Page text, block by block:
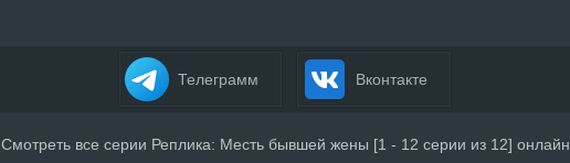
Телеграмм Вконтакте
Смотреть все серии Реплика: Месть бывшей жены [1 - 12 серии из 12] онлайн